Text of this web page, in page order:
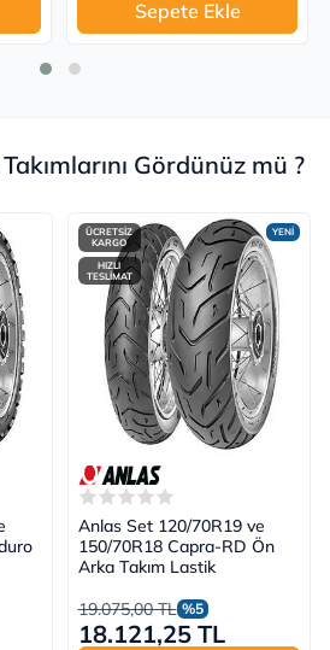
Sepete Ekle
Gördünüz mü ?
YENİ
ÜCRETSİZ
KARGO
HIZLI
TESLİMAT
Anlas Set 120/70R19 ve
150/70R18 Capra-RD Ön
Arka Takım Lastik
19.075,00 TL %5
18.121,25 TL